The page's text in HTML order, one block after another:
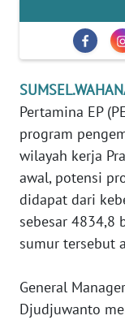
Pertamina EP
program
wilayah kerja
awal, potensi
didapat dari
sebesar 4834,8
sumur tersebut
‎General
Djudjuwanto
MEDIA
SIBER
REDAKSI
KARIR
DISCLAIMER
Wahana
News
Regional